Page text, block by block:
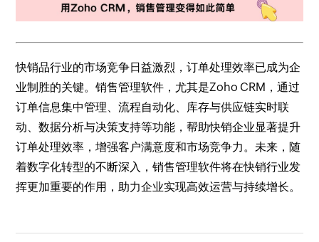
快销品行业的市场竞争日益激烈，订单处理效率已成为企
业制胜的关键。销售管理软件，尤其是Zoho CRM，通过
订单信息集中管理、流程自动化、库存与供应链实时联
动、数据分析与决策支持等功能，帮助快销企业显著提升
订单处理效率，增强客户满意度和市场竞争力。未来，随
着数字化转型的不断深入，销售管理软件将在快销行业发
挥更加重要的作用，助力企业实现高效运营与持续增长。